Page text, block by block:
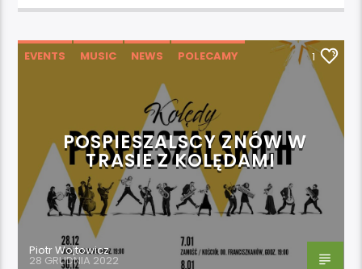
EVENTS MUSIC NEWS
POLECAMY
1
POSPIESZALSCY ZNÓW W
TRASIE Z KOLĘDAMI
Piotr Wojtowicz
28 GRUDNIA 2022